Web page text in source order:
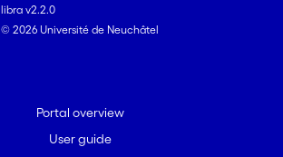
libra v2.2.0
© 2026 Université de Neuchâtel
Portal overview
User guide